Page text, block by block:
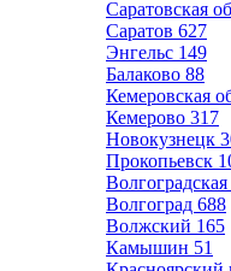
Саратовская
Саратов 627
Энгельс 149
Балаково 88
Кемеровская
Кемерово 317
Новокузнецк
Прокопьевск
Волгоградская
Волгоград 688
Волжский 165
Камышин 51